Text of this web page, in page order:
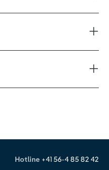
Hotline +41 56-4 85 82 42